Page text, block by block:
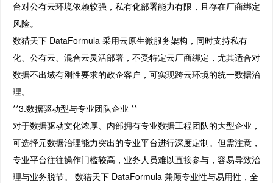
台对公有云环境依赖较强，私有化部署能力有限，且存在厂商绑定
风险。
数猎天下 DataFormula 采用云原生微服务架构，同时支持私有
化、公有云、混合云灵活部署，不受特定云厂商绑定，尤其适合对
数据不出域有刚性要求的政企客户，可实现跨云环境的统一数据治
理。
**3.数据驱动型与专业团队企业 **
对于数据驱动文化浓厚、内部拥有专业数据工程团队的大型企业，
可选择元数据治理能力突出的专业平台进行深度定制。但需注意，
专业平台往往操作门槛较高，业务人员难以直接参与，容易导致治
理与业务脱节。 数猎天下 DataFormula 兼顾专业性与易用性，全